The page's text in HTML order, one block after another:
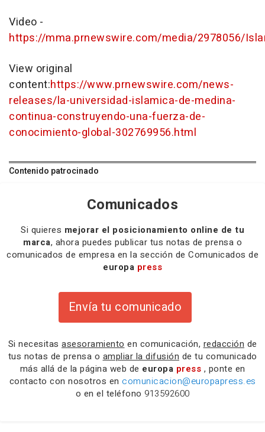
Video -
https://mma.prnewswire.com/media/2978056/
View original
content:https://www.prnewswire.com/news-
releases/la-universidad-islamica-de-medina-
continua-construyendo-una-fuerza-de-
conocimiento-global-302769956.html
Contenido patrocinado
Comunicados
Si quieres mejorar el posicionamiento online de tu
marca, ahora puedes publicar tus notas de prensa o
comunicados de empresa en la sección de Comunicados de
europa press
Envía tu comunicado
Si necesitas asesoramiento en comunicación, redacción de
tus notas de prensa o ampliar la difusión de tu comunicado
más allá de la página web de europa press , ponte en
contacto con nosotros en comunicacion@europapress.es
o en el teléfono 913592600